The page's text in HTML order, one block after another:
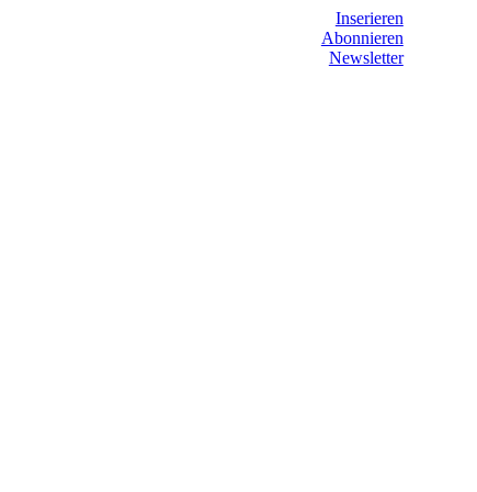
Inserieren
Abonnieren
Newsletter